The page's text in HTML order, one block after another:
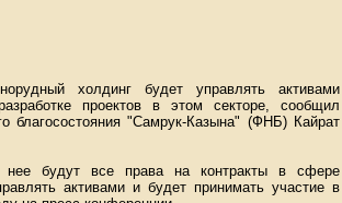
холдинг будет управлять активами
проектов в этом секторе, сообщил
благосостояния "Самрук-Казына" (ФНБ) Кайрат
нее будут все права на контракты в сфере
активами и будет принимать участие в